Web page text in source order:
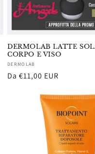
DERMOLAB LATTE
CORPO E VISO
Fornitore:
DERMOLAB
Prezzo
Da €11,00 EUR